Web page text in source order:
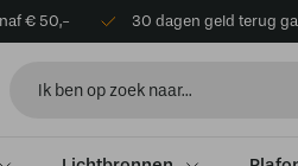
€ 50,- 30 dagen geld terug